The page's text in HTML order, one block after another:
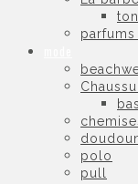
polo
pull